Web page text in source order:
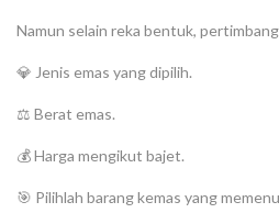
Namun selain reka bentuk,
💎 Jenis emas yang dipilih.
⚖️ Berat emas.
💰 Harga mengikut bajet.
🎯 Pilihlah barang kemas yang